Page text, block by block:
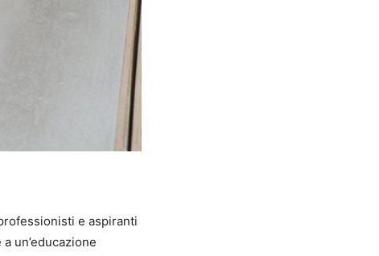
e aspiranti
un’educazione